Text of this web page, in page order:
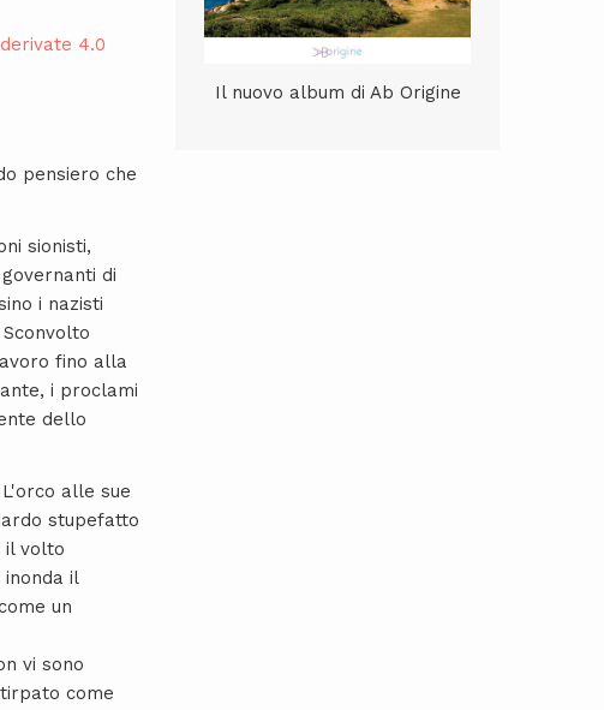
4.0
pensiero che
sionisti,
di
i nazisti
fino alla
i proclami
dello
alle sue
stupefatto
il volto
il
un
vi sono
come
Il nuovo album di Ab Origine